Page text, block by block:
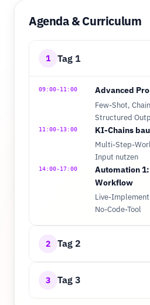
Agenda & Curriculum
1 Tag 1
09:00-11:00 Advanced
Few-Shot,
Structured
11:00-13:00 KI-Chains
Multi-Step-
Input nutzen
14:00-17:00
Automation
Workflow
Live-
No-Code-Tool
2 Tag 2
3 Tag 3